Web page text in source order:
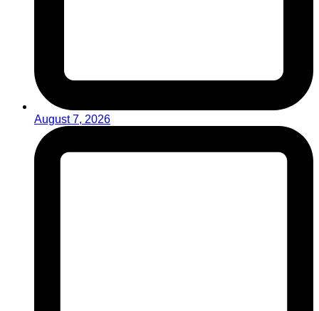
August 7, 2026